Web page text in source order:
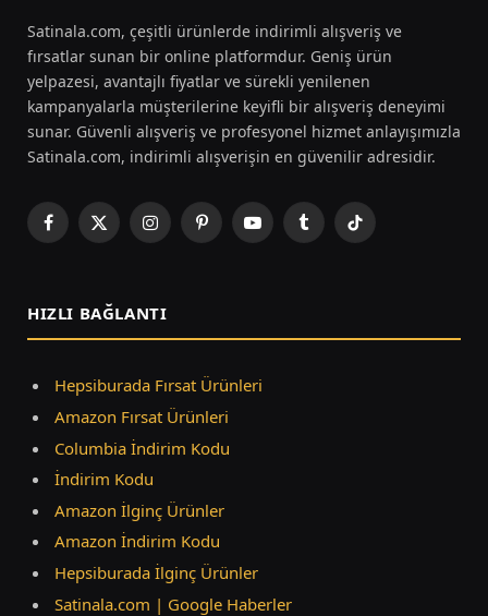
Satinala.com, çeşitli ürünlerde indirimli alışveriş ve
fırsatlar sunan bir online platformdur. Geniş ürün
yelpazesi, avantajlı fiyatlar ve sürekli yenilenen
kampanyalarla müşterilerine keyifli bir alışveriş deneyimi
sunar. Güvenli alışveriş ve profesyonel hizmet anlayışımızla
Satinala.com, indirimli alışverişin en güvenilir adresidir.
Facebook
X
InstagramPinterestYouTubeTumblrTikTok
HIZLI BAĞLANTI
Hepsiburada Fırsat Ürünleri
Amazon Fırsat Ürünleri
Columbia İndirim Kodu
İndirim Kodu
Amazon İlginç Ürünler
Amazon İndirim Kodu
Hepsiburada İlginç Ürünler
Satinala.com | Google Haberler